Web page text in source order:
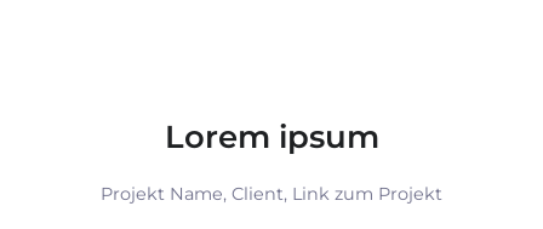
Lorem ipsum
Projekt Name, Client, Link zum Projekt